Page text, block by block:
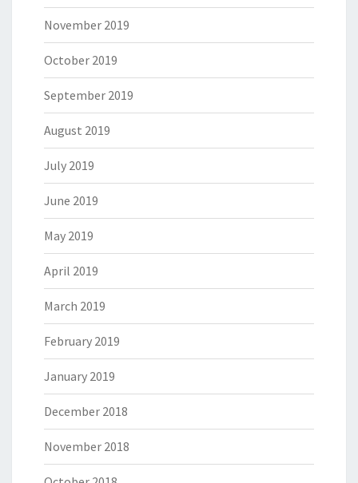
November 2019
October 2019
September 2019
August 2019
July 2019
June 2019
May 2019
April 2019
March 2019
February 2019
January 2019
December 2018
November 2018